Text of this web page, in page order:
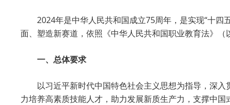
2024年是中华人民共和国成立75周年，是实现“十
面、塑造新赛道，依照《中华人民共和国职业教育法》
一、总体要求
以习近平新时代中国特色社会主义思想为指导，深
力培养高素质技能人才，助力发展新质生产力，支撑中